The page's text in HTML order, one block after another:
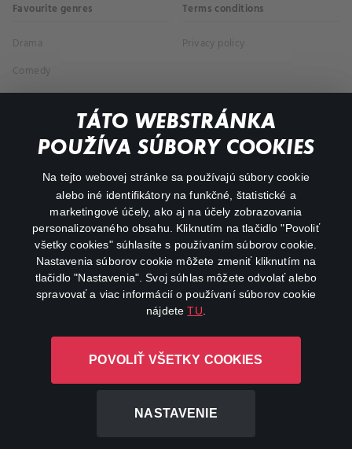
TÁTO WEBSTRÁNKA
POUŽÍVA SÚBORY COOKIES
Na tejto webovej stránke sa používajú súbory cookie
alebo iné identifikátory na funkčné, štatistické a
marketingové účely, ako aj na účely zobrazovania
personalizovaného obsahu. Kliknutím na tlačidlo "Povoliť
všetky cookies" súhlasíte s používaním súborov cookie.
Nastavenia súborov cookie môžete zmeniť kliknutím na
tlačidlo "Nastavenia". Svoj súhlas môžete odvolať alebo
spravovať a viac informácií o používaní súborov cookie
nájdeteTU
POVOLIŤ VŠETKY COOKIES
NASTAVENIE
Favourite genres
Drama
Comedy
Terms conditions
Privacy policy
My profile
Important links
Canal+ Luxembourg S. à r.l. so sídlom Rue Albert Borschette 4,